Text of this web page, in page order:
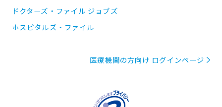
ドクターズ・ファイル ジョブズ
ホスピタルズ・ファイル
医療機関の方向け ログインページ